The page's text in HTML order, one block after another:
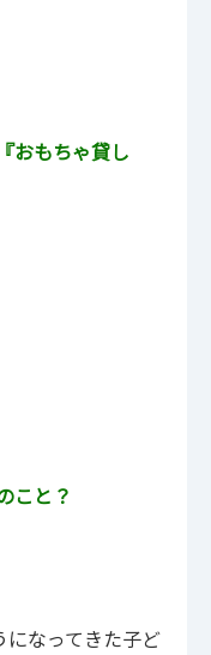
おもちゃ貸し
と？
なってきた子ど